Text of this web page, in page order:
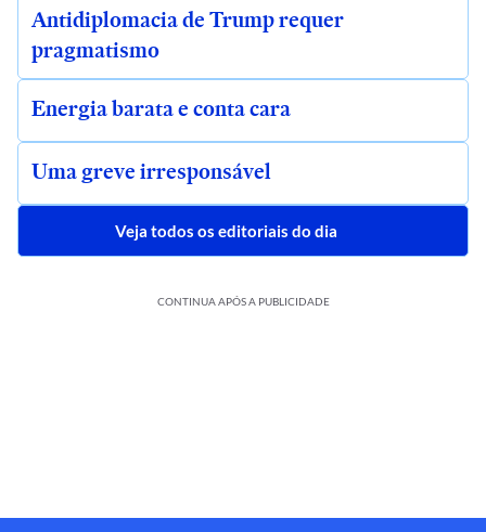
Antidiplomacia de Trump requer
pragmatismo
Energia barata e conta cara
Uma greve irresponsável
Veja todos os editoriais do dia
CONTINUA APÓS A PUBLICIDADE